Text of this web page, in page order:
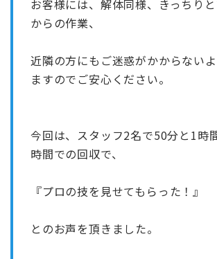
お客様には、解体同様、きっちり
からの作業、
近隣の方にもご迷惑がかからない
ますのでご安心ください。
今回は、スタッフ2名で50分と1時
時間での回収で、
『プロの技を見せてもらった！』
とのお声を頂きました。